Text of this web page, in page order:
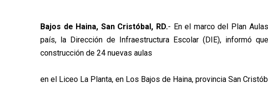
Bajos de Haina, San Cristóbal, RD.- En el marco del Plan
país, la Dirección de Infraestructura Escolar (DIE), informó
construcción de 24 nuevas aulas
en el Liceo La Planta, en Los Bajos de Haina, provincia San